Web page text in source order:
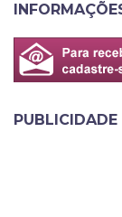
PUBLICIDADE